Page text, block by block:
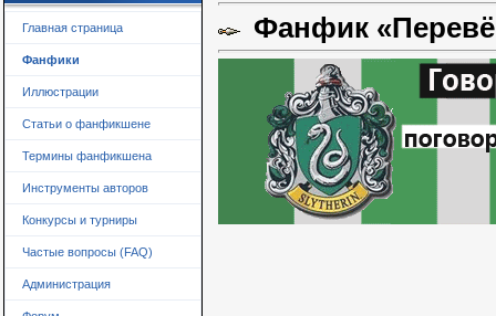
Главная страница
Фанфики
Иллюстрации
Статьи о фанфикшене
Термины фанфикшена
Инструменты авторов
Конкурсы и турниры
Частые вопросы (FAQ)
Администрация
Фанфик